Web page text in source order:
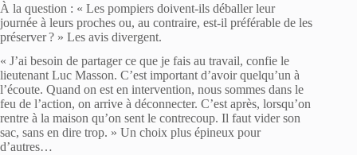
À la question : « Les pompiers doivent-ils déballer leur
journée à leurs proches ou, au contraire, est-il préférable de les
préserver ? » Les avis divergent.
« J’ai besoin de partager ce que je fais au travail, confie le
lieutenant Luc Masson. C’est important d’avoir quelqu’un à
l’écoute. Quand on est en intervention, nous sommes dans le
feu de l’action, on arrive à déconnecter. C’est après, lorsqu’on
rentre à la maison qu’on sent le contrecoup. Il faut vider son
sac, sans en dire trop. » Un choix plus épineux pour
d’autres…